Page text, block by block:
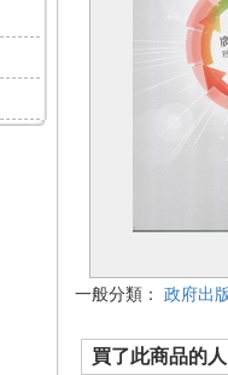
一般分類： 政府出版
買了此商品的